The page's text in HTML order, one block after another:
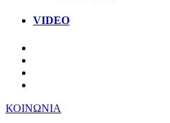
VIDEO
ΚΟΙΝΩΝΙΑ